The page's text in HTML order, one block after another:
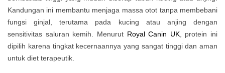
Kandungan ini membantu menjaga massa otot tanpa membebani
fungsi ginjal, terutama pada kucing atau anjing dengan
sensitivitas saluran kemih. Menurut Royal Canin UK, protein ini
dipilih karena tingkat kecernaannya yang sangat tinggi dan aman
untuk diet terapeutik.